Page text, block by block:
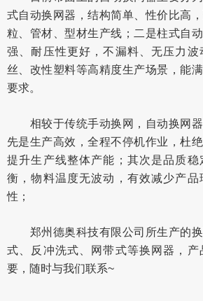
式自动换网器，结构简单、性价比高
粒、管材、型材生产线；二是柱式自
强、耐压性更好，不漏料、无压力波
丝、改性塑料等高精度生产场景，能
要求。
相较于传统手动换网，自动换网器
先是生产高效，全程不停机作业，杜
提升生产线整体产能；其次是品质稳
衡，物料温度无波动，有效减少产
性；
郑州德奥科技有限公司所生产的换
式、反冲洗式、网带式等换网器，产
要，随时与我们联系~